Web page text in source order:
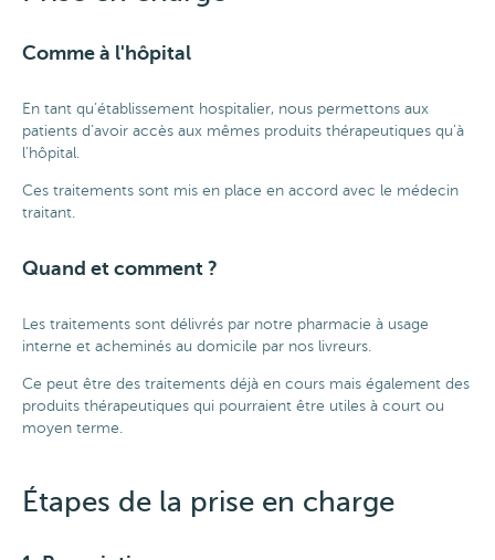
Comme à l'hôpital
En tant qu’établissement hospitalier, nous permettons aux
patients d’avoir accès aux mêmes produits thérapeutiques qu’à
l’hôpital.
Ces traitements sont mis en place en accord avec le médecin
traitant.
Quand et comment ?
Les traitements sont délivrés par notre pharmacie à usage
interne et acheminés au domicile par nos livreurs.
Ce peut être des traitements déjà en cours mais également des
produits thérapeutiques qui pourraient être utiles à court ou
moyen terme.
Étapes de la prise en charge